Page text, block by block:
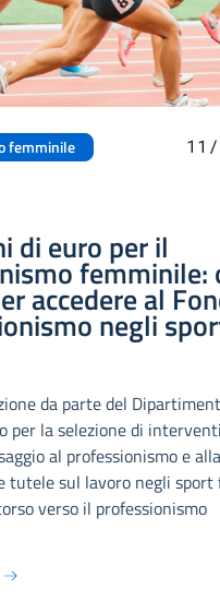
femminile
di euro per il
femminile:
accedere al
negli
da parte del
per la selezione di
al professionismo e alla
tutele sul lavoro negli
verso il professionismo